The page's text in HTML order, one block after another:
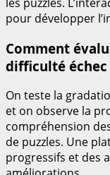
pour développer
Comment
difficulté
On teste la
et on observe la
compréhension
de puzzles. Une
progressifs et des